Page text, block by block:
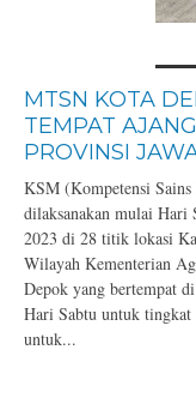
MTSN KOTA
TEMPAT
PROVINSI
KSM (Kompetensi
dilaksanakan mulai Hari
2023 di 28 titik lokasi
Wilayah Kementerian
Depok yang bertempat
Hari Sabtu untuk
untuk...